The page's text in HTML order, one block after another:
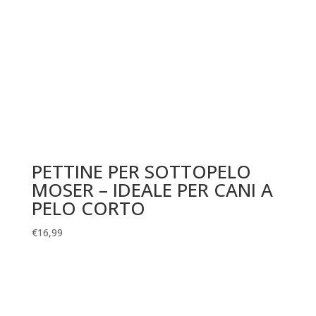
PETTINE PER SOTTOPELO
MOSER – IDEALE PER CANI A
PELO CORTO
€16,99